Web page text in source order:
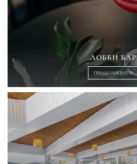
ЛОББИ БАР
ПРОДОЛЖЕНИЕ